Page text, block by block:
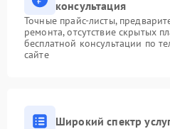
консультация
Точные прайс-листы,
ремонта, отсутствие скрытых
бесплатной консультации по
сайте
Широкий спектр